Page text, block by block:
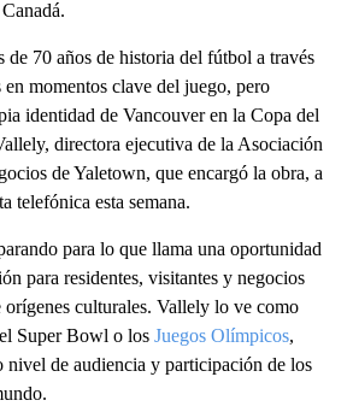
de 70 años de historia del fútbol a través
momentos clave del juego, pero
identidad de Vancouver en la Copa del
directora ejecutiva de la Asociación
de Yaletown, que encargó la obra, a
telefónica esta semana.
para lo que llama una oportunidad
para residentes, visitantes y negocios
orígenes culturales. Vallely lo ve como
Super Bowl o los Juegos Olímpicos,
nivel de audiencia y participación de los